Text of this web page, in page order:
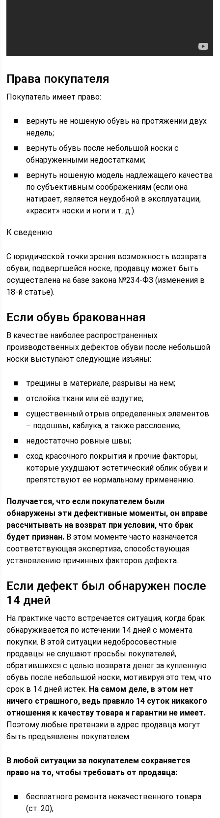
Права покупателя
Покупатель имеет право:
вернуть не ношеную обувь на протяжении двух
недель;
вернуть обувь после небольшой носки с
обнаруженными недостатками;
вернуть ношеную модель надлежащего качества
по субъективным соображениям (если она
натирает, является неудобной в эксплуатации,
«красит» носки и ноги и т. д.).
К сведению
С юридической точки зрения возможность возврата
обуви, подвергшейся носке, продавцу может быть
осуществлена на базе закона №234-ФЗ (изменения в
18-й статье).
Если обувь бракованная
В качестве наиболее распространенных
производственных дефектов обуви после небольшой
носки выступают следующие изъяны:
трещины в материале, разрывы на нем;
отслойка ткани или её вздутие;
существенный отрыв определенных элементов
– подошвы, каблука, а также расслоение;
недостаточно ровные швы;
сход красочного покрытия и прочие факторы,
которые ухудшают эстетический облик обуви и
препятствуют ее нормальному применению.
Получается, что если покупателем были
обнаружены эти дефективные моменты, он вправе
рассчитывать на возврат при условии, что брак
будет признан. В этом моменте часто назначается
соответствующая экспертиза, способствующая
установлению причинных факторов дефекта.
Если дефект был обнаружен после
14 дней
На практике часто встречается ситуация, когда брак
обнаруживается по истечении 14 дней с момента
покупки. В этой ситуации недобросовестные
продавцы не слушают просьбы покупателей,
обратившихся с целью возврата денег за купленную
обувь после небольшой носки, мотивируя это тем, что
срок в 14 дней истек. На самом деле, в этом нет
ничего страшного, ведь правило 14 суток никакого
отношения к качеству товара и гарантии не имеет.
Поэтому любые претензии в адрес продавца могут
быть предъявлены покупателем:
В любой ситуации за покупателем сохраняется
право на то, чтобы требовать от продавца:
бесплатного ремонта некачественного товара
(ст. 20);